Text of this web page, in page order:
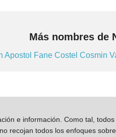
Más nombres de
Apostol Fane Costel Cosmin
e información. Como tal,
recojan todos los enfoques